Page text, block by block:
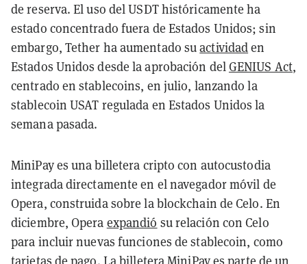
de reserva. El uso del USDT históricamente ha
estado concentrado fuera de Estados Unidos; sin
embargo, Tether ha aumentado suactividaden
Estados Unidos desde la aprobación delGENIUS Act,
centrado en stablecoins, en julio, lanzando la
stablecoin USAT regulada en Estados Unidos la
semana pasada.
MiniPay es una billetera cripto con autocustodia
integrada directamente en el navegador móvil de
Opera, construida sobre la blockchain de Celo. En
diciembre, Opera expandió su relación con Celo
para incluir nuevas funciones de stablecoin, como